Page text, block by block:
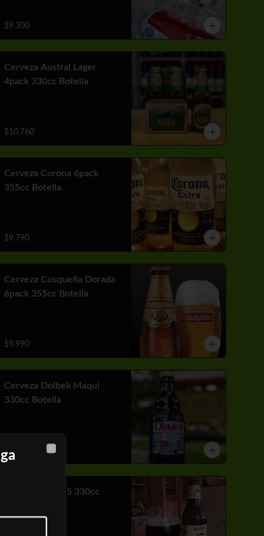
$9.300
Cerveza Austral Lager
4pack 330cc Botella
$10.760
Cerveza Corona 6pack
355cc Botella
$9.790
Cerveza Cusqueña Dorada
6pack 355cc Botella
$9.990
Cerveza Dolbek Maqui
330cc Botella
$2.790
Cerveza Kross 5 330cc